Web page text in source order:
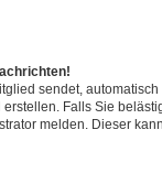
sendet,
Falls Sie
melden. Dieser